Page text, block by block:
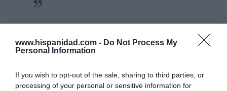
www.hispanidad.com - Do Not Process My
Personal Information
If you wish to opt-out of the sale, sharing to third parties, or
processing of your personal or sensitive information for
En última instancia, la hematóloga Arancha Alonso
pone en valorla importancia de la comunicación
de que padece una leucemia, una enfermedad que
hoy en día sigue transmitiendo mucho miedo y que